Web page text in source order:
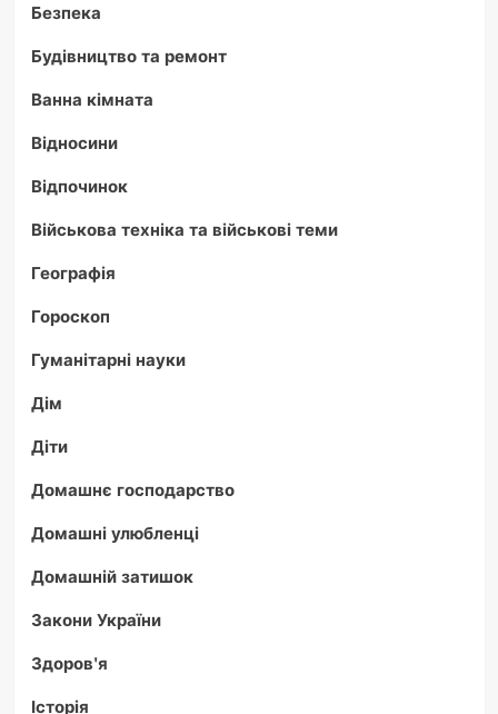
Безпека
Будівництво та ремонт
Ванна кімната
Відносини
Відпочинок
Військова техніка та військові теми
Географія
Гороскоп
Гуманітарні науки
Дім
Діти
Домашнє господарство
Домашні улюбленці
Домашній затишок
Закони України
Здоров'я
Історія